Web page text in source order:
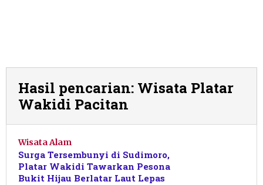
Hasil pencarian: Wisata Platar
Wakidi Pacitan
Wisata Alam
Surga Tersembunyi di Sudimoro,
Platar Wakidi Tawarkan Pesona
Bukit Hijau Berlatar Laut Lepas